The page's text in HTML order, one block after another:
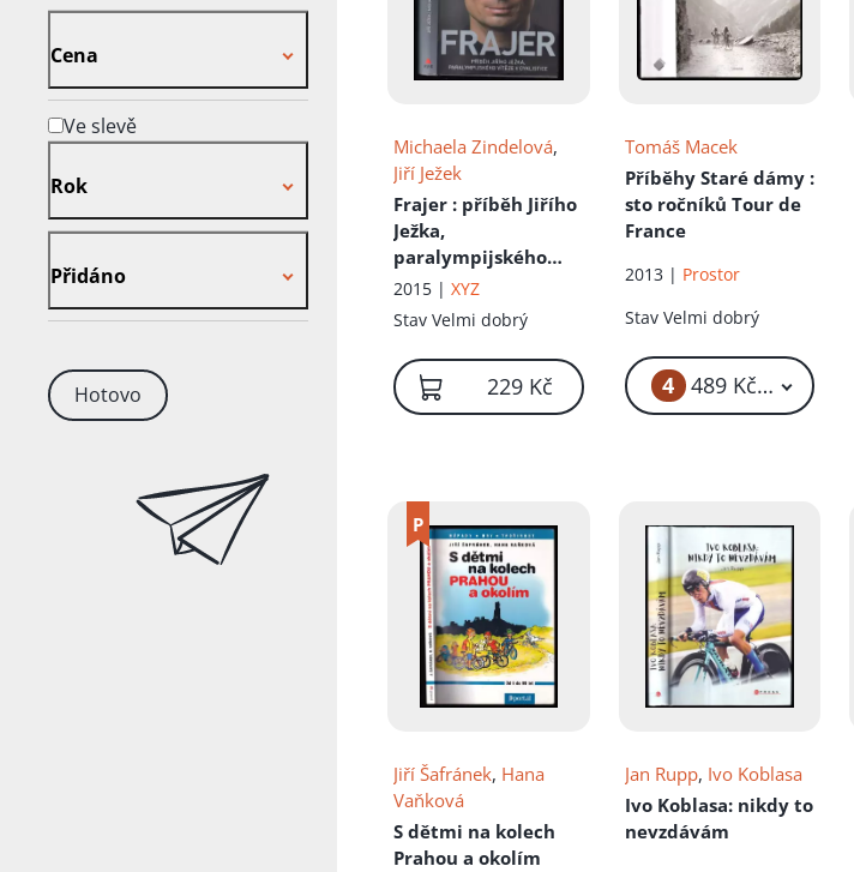
Cena
Ve slevě
Rok
Přidáno
Hotovo
Michaela Zindelová,
Jiří Ježek
Frajer : příběh Jiřího
Ježka,
paralympijského
vítěze v cyklistice
2015 |XYZ
StavVelmi dobrý
229 Kč
Tomáš Macek
Příběhy Staré dámy :
sto ročníků Tour de
France
2013 | Prostor
Stav Velmi dobrý
4 489 Kč – 699 Kč
Jiří Šafránek, Hana
Vaňková
S dětmi na kolech
Prahou a okolím
Jan Rupp, Ivo Koblasa
Ivo Koblasa: nikdy to
nevzdávám